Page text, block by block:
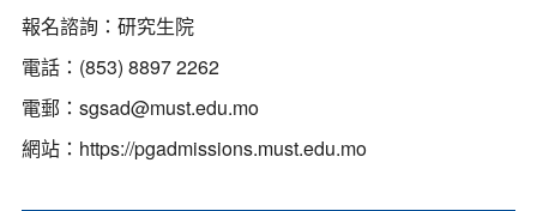
報名諮詢：研究生院
電話：(853) 8897 2262
電郵： sgsad@must.edu.mo
網站： https://pgadmissions.must.edu.mo